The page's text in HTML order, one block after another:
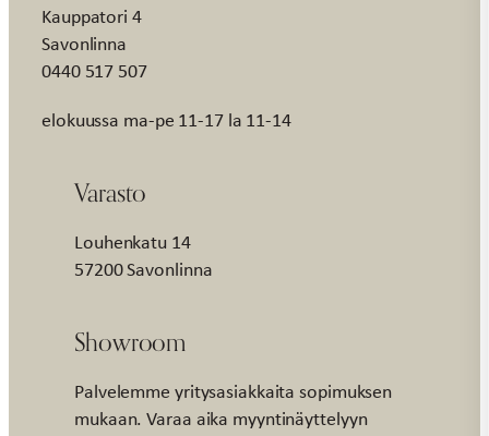
Kauppatori 4
Savonlinna
0440 517 507
elokuussa ma-pe 11-17 la 11-14
Varasto
Louhenkatu 14
57200 Savonlinna
Showroom
Palvelemme yritysasiakkaita sopimuksen
mukaan. Varaa aika myyntinäyttelyyn